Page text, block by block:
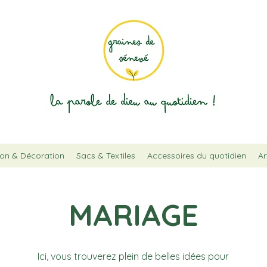
& Décoration Sacs & Textiles Accessoires du quotidien
MARIAGE
Ici, vous trouverez plein de belles idées pour